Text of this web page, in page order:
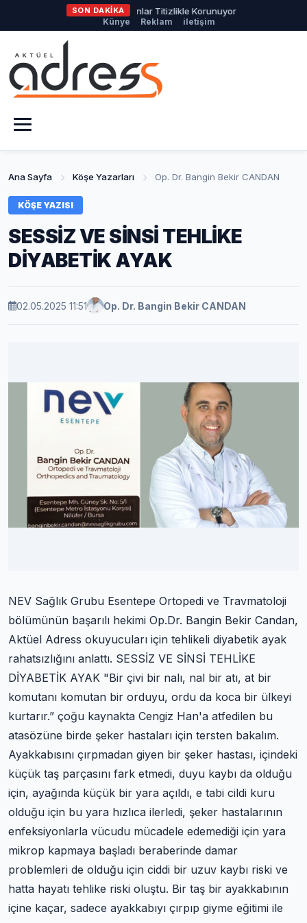
SON DAKİKA
Osmangazi’de Yeşil Alanlar Titizlikle Korunuyor
Künye Reklam iletişim
Ana Sayfa Köşe Yazarları Op. Dr. Bangin Bekir CANDAN
KÖŞE YAZISI
SESSİZ VE SİNSİ TEHLİKE
DİYABETİK AYAK
02.05.2025 11:51 Op. Dr. Bangin Bekir CANDAN
NEV Sağlık Grubu Esentepe Ortopedi ve Travmatoloji
bölümünün başarılı hekimi Op.Dr. Bangin Bekir Candan,
Aktüel Adress okuyucuları için tehlikeli diyabetik ayak
rahatsızlığını anlattı. SESSİZ VE SİNSİ TEHLİKE
DİYABETİK AYAK "Bir çivi bir nalı, nal bir atı, at bir
komutanı komutan bir orduyu, ordu da koca bir ülkeyi
kurtarır.” çoğu kaynakta Cengiz Han'a atfedilen bu
atasözüne birde şeker hastaları için tersten bakalım.
Ayakkabısını çırpmadan giyen bir şeker hastası, içindeki
küçük taş parçasını fark etmedi, duyu kaybı da olduğu
için, ayağında küçük bir yara açıldı, e tabi cildi kuru
olduğu için bu yara hızlıca ilerledi, şeker hastalarının
enfeksiyonlarla vücudu mücadele edemediği için yara
mikrop kapmaya başladı beraberinde damar
problemleri de olduğu için ciddi bir uzuv kaybı riski ve
hatta hayatı tehlike riski oluştu. Bir taş bir ayakkabının
içine kaçar, sadece ayakkabıyı çırpıp giyme eğitimi ile